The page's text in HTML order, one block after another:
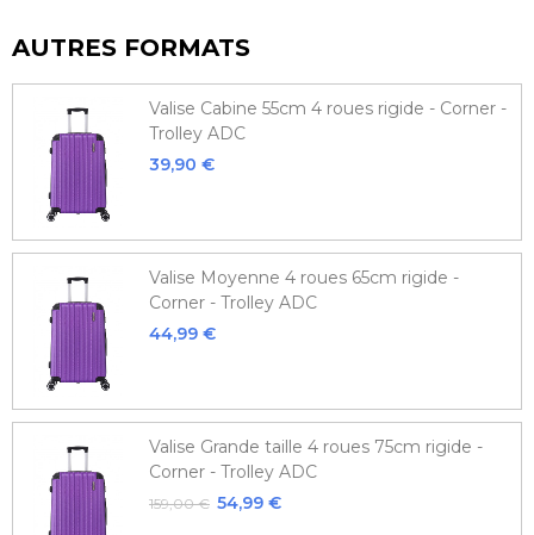
AUTRES FORMATS
Valise Cabine 55cm 4 roues rigide - Corner -
Trolley ADC
39,90 €
Valise Moyenne 4 roues 65cm rigide -
Corner - Trolley ADC
44,99 €
Valise Grande taille 4 roues 75cm rigide -
Corner - Trolley ADC
159,00 € 54,99 €